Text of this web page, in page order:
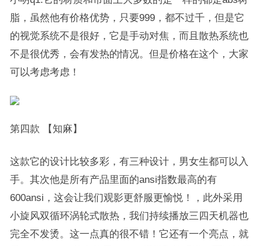
脂，虽然他有价格优势，只要999，都不过千，但是它
的视觉系统不是很好，它是手动对焦，而且散热系统也
不是很优秀，会有发热的情况。但是价格在这个，大家
可以考虑考虑！
第四款 【知麻】
这款它的设计比较多彩，有三种设计，男女生都可以入
手。其次他是所有产品里面的ansi指数最高的有
600ansi，这会让我们观影更舒服更愉悦！，此外采用
小旋风双循环涡轮式散热，我们持续播放三四天机器也
完全不发烫。这一点真的很不错！它还有一个亮点，就